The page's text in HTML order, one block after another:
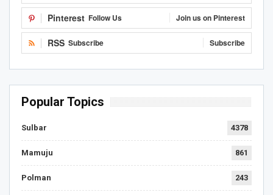
Pinterest Follow Us Join us on Pinterest
RSS Subscribe Subscribe
Popular Topics
Sulbar 4378
Mamuju 861
Polman 243